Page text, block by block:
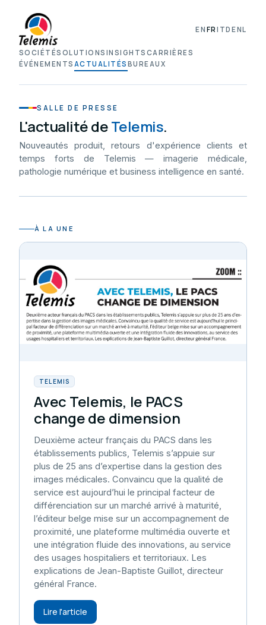
SOCIÉTÉSOLUTIONS INSIGHTS CARRIÈRES
ÉVÉNEMENTS ACTUALITÉS BUREAUX
ENFRITDENL
SALLE DE PRESSE
L'actualité deTelemis.
Nouveautés produit, retours d'expérience clients et
temps forts de Telemis — imagerie médicale,
pathologie numérique et business intelligence en santé.
À LA UNE
TELEMIS
Avec Telemis, le PACS
change de dimension
Deuxième acteur français du PACS dans les
établissements publics, Telemis s’appuie sur
plus de 25 ans d’expertise dans la gestion des
images médicales. Convaincu que la qualité de
service est aujourd’hui le principal facteur de
différenciation sur un marché arrivé à maturité,
l’éditeur belge mise sur un accompagnement de
proximité, une plateforme multimédia ouverte et
une intégration fluide des innovations, au service
des usages hospitaliers et territoriaux. Les
explications de Jean-Baptiste Guillot, directeur
général France.
Lire l'article